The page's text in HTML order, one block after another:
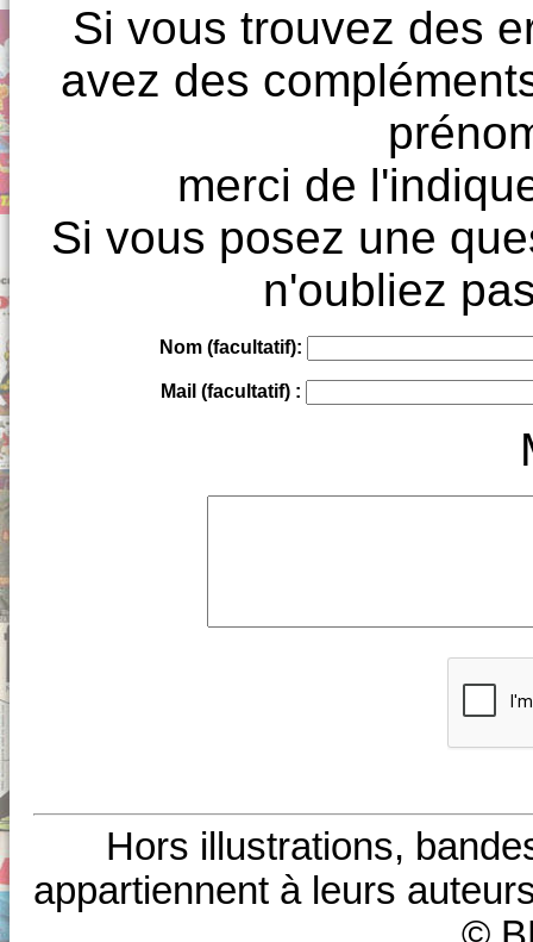
Si vous trouvez des
avez des
merci de
Si vous posez une
n'oubliez
Nom (facultatif):
Mail (facultatif) :
Hors illustrations,
appartiennent à leurs